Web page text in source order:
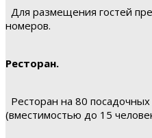
Для размещения гостей
номеров.
Ресторан.
Ресторан на 80
(вместимостью до 15